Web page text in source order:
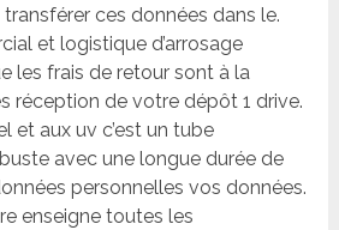
ces données dans le.
et logistique d’arrosage
les frais de retour sont à la
réception de votre dépôt 1 drive.
et aux uv c’est un tube
avec une longue durée de
personnelles vos données.
enseigne toutes les